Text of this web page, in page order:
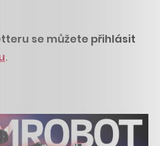
se můžete přihlásit
.